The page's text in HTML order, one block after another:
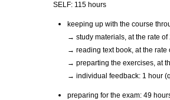
SELF: 115 hours
keeping up with the course
→ study materials, at the rate
→ reading text book, at the rate
→ preparting the exercises, at
→ individual feedback: 1 hour
preparing for the exam: 49